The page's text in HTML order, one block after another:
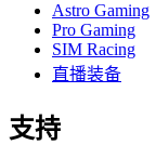
Astro Gaming
Pro Gaming
SIM Racing
直播装备
支持